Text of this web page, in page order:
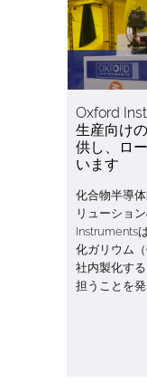
Oxford
生産向け
供し、ロ
います
化合物半導
リューショ
Instruments
化ガリウム
社内製化す
担うことを発